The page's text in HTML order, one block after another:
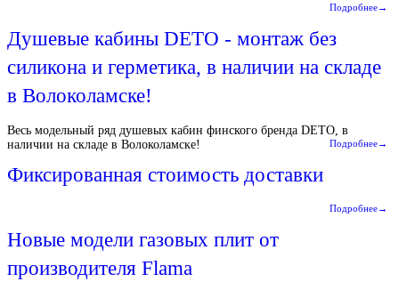
Подробнее→
Душевые кабины DETO - монтаж без
силикона и герметика, в наличии на складе
в Волоколамске!
Весь модельный ряд душевых кабин финского бренда DETO, в
наличии на складе в Волоколамске!
Подробнее→
Фиксированная стоимость доставки
Подробнее→
Новые модели газовых плит от
производителя Flama